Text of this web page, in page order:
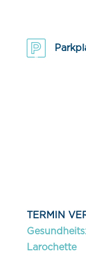
TERMIN
Larochette